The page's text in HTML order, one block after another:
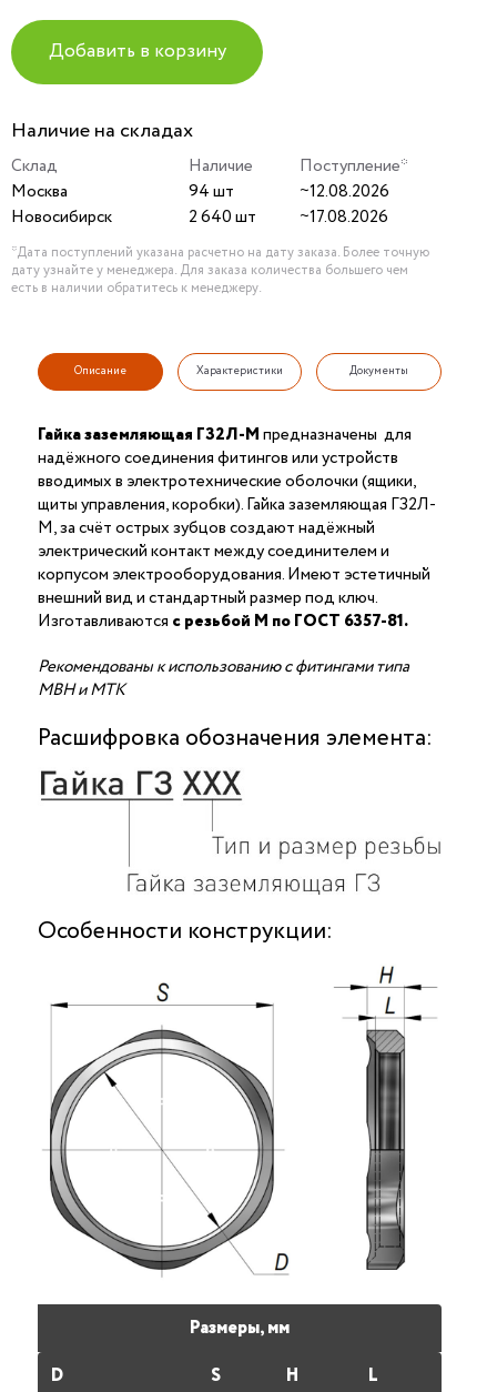
Добавить в корзину
Наличие на складах
Склад Наличие
Поступление*
Москва
94 шт
~12.08.2026
Новосибирск
2 640 шт ~17.08.2026
*Дата поступлений указана расчетно на дату заказа. Более точную
дату узнайте у менеджера. Для заказа количества большего чем
есть в наличии обратитесь к менеджеру.
Описание Характеристики Документы
Гайка заземляющая ГЗ2Л-Мпредназначены для
надёжного соединения фитингов или устройств
вводимых в электротехнические оболочки (ящики,
щиты управления, коробки). Гайка заземляющая ГЗ2Л-
М, за счёт острых зубцов создают надёжный
электрический контакт между соединителем и
корпусом электрооборудования. Имеют эстетичный
внешний вид и стандартный размер под ключ.
Изготавливаются с резьбой M по ГОСТ 6357-81.
Рекомендованы к использованию с фитингами типа
МВН и МТК
Расшифровка обозначения элемента:
Особенности конструкции:
Размеры, мм
D
S H
L